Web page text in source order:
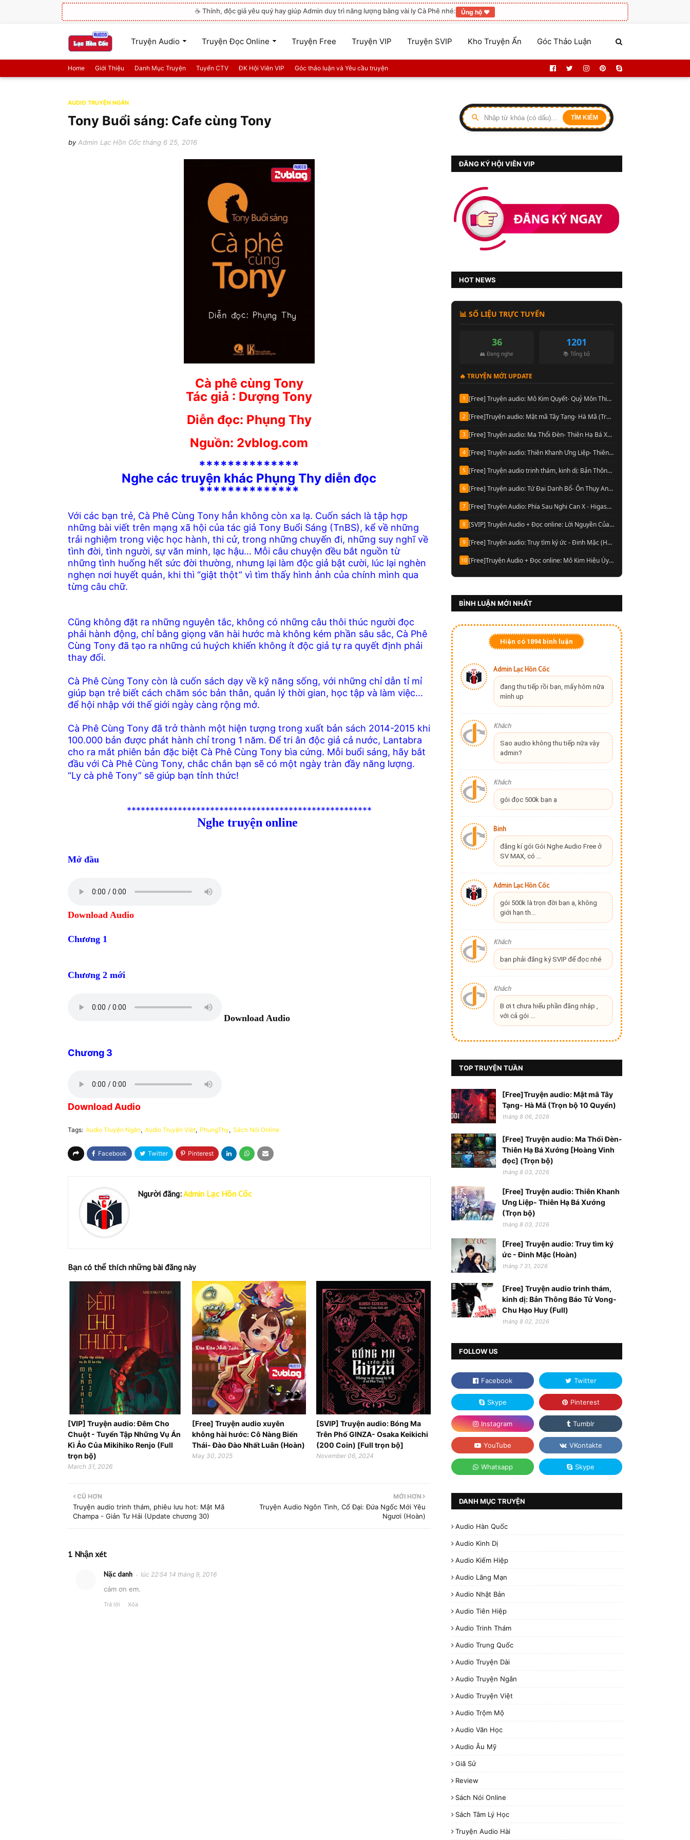
☕ Thính, độc giả yêu quý hay giúp Admin duy trì năng lượng bằng vài ly Cà Phê nhé: Ủng hộ ❤️
Truyện Audio Truyện Đọc Online Truyện Free Truyện VIP Truyện SVIP Kho Truyện Ẩn Góc Thảo Luận
Home Giới Thiệu Danh Mục Truyện Tuyển CTV ĐK Hội Viên VIP Góc thảo luận và Yêu cầu truyện
AUDIO TRUYỆN NGẮN
Tony Buổi sáng: Cafe cùng Tony
by Admin Lạc Hồn Cốc tháng 6 25, 2016
Cà phê cùng Tony
Tác giả : Dượng Tony
Diễn đọc: Phụng Thy
Nguồn: 2vblog.com
**************
Nghe các truyện khác Phụng Thy diễn đọc
**************
Với các bạn trẻ, Cà Phê Cùng Tony hẳn không còn xa lạ. Cuốn sách là tập hợp
những bài viết trên mạng xã hội của tác giả Tony Buổi Sáng (TnBS), kể về những
trải nghiệm trong việc học hành, thi cử, trong những chuyến đi, những suy nghĩ về
tình đời, tình người, sự văn minh, lạc hậu… Mỗi câu chuyện đều bắt nguồn từ
những tình huống hết sức đời thường, nhưng lại làm độc giả bật cười, lúc lại nghèn
nghẹn nơi huyết quản, khi thì “giật thột” vì tìm thấy hình ảnh của chính mình qua
từng câu chữ.
Cũng không đặt ra những nguyên tắc, không có những câu thôi thúc người đọc
phải hành động, chỉ bằng giọng văn hài hước mà không kém phần sâu sắc, Cà Phê
Cùng Tony đã tạo ra những cú huých khiến không ít độc giả tự ra quyết định phải
thay đổi.
Cà Phê Cùng Tony còn là cuốn sách dạy về kỹ năng sống, với những chỉ dẫn tỉ mỉ
giúp bạn trẻ biết cách chăm sóc bản thân, quản lý thời gian, học tập và làm việc…
để hội nhập với thế giới ngày càng rộng mở.
Cà Phê Cùng Tony đã trở thành một hiện tượng trong xuất bản sách 2014-2015 khi
100.000 bản được phát hành chỉ trong 1 năm. Để tri ân độc giả cả nước, Lantabra
cho ra mắt phiên bản đặc biệt Cà Phê Cùng Tony bìa cứng. Mỗi buổi sáng, hãy bắt
đầu với Cà Phê Cùng Tony, chắc chắn bạn sẽ có một ngày tràn đầy năng lượng.
“Ly cà phê Tony” sẽ giúp bạn tỉnh thức!
*****************************************************
Nghe truyện online
Mở đầu
Download Audio
Chương 1
Chương 2 mới
Download Audio
Chương 3
Download Audio
Tags: Audio Truyện Ngắn Audio Truyện Việt PhungThy Sách Nói Online
Người đăng:Admin Lạc Hồn Cốc
Bạn có thể thích những bài đăng này
[VIP] Truyện audio: Đêm Cho
Chuột - Tuyển Tập Những Vụ Án
Kì Ảo Của Mikihiko Renjo (Full
trọn bộ)
March 31, 2026
[Free] Truyện audio xuyên
không hài hước: Cô Nàng Biến
Thái- Đào Đào Nhất Luân (Hoàn)
May 30, 2025
[SVIP] Truyện audio: Bóng Ma
Trên Phố GINZA- Osaka Keikichi
(200 Coin) [Full trọn bộ]
November 06, 2024
MỚI HƠN
Truyện Audio Ngôn Tình, Cổ Đại: Đứa Ngốc Mới Yêu
Ngươi (Hoàn)
CŨ HƠN
Truyện audio trinh thám, phiêu lưu hot: Mật Mã
Champa - Giản Tư Hải (Update chương 30)
1 Nhận xét
Nặc danh lúc 22:54 14 tháng 9, 2016
cám ơn em.
Trả lời Xóa
TÌM KIẾM
ĐĂNG KÝ HỘI VIÊN VIP
HOT NEWS
📊 SỐ LIỆU TRỰC TUYẾN
36
👥 Đang nghe
1201
📚 Tổng bộ
🔥 TRUYỆN MỚI UPDATE
1 [Free] Truyện audio: Mô Kim Quyết- Quỷ Môn Thiên Sư- Thiên Hạ Bá Xướng (Full)
2 [Free]Truyện audio: Mật mã Tây Tạng- Hà Mã (Trọn bộ 10 Quyển)
3 [Free] Truyện audio: Ma Thổi Đèn- Thiên Hạ Bá Xướng [Hoàng Vinh đọc] (Trọn bộ)
4 [Free] Truyện audio: Thiên Khanh Ưng Liệp- Thiên Hạ Bá Xướng (Trọn bộ)
5 [Free] Truyện audio trinh thám, kinh dị: Bản Thông Báo Tử Vong- Chu Hạo Huy (Full)
6 [Free] Truyện audio: Tứ Đại Danh Bổ- Ôn Thụy An (Full trọn bộ)
7 [Free] Truyện Audio: Phía Sau Nghi Can X - Higashino Keigo (Trọn bộ)
8 [SVIP] Truyện Audio + Đọc online: Lời Nguyền Của Lop Nur- Chu Đức Đông (Update tập 13 Audio)
9 [Free] Truyện audio: Truy tìm ký ức - Đinh Mặc (Hoàn)
10 [Free]Truyện Audio + Đọc online: Mô Kim Hiệu Úy Cửu U Tướng Quân- Thiên Hạ Bá Xướng (Full)
BÌNH LUẬN MỚI NHẤT
Hiện có 1894 bình luận
Admin Lạc Hồn Cốc
đang thu tiếp rồi bạn, mấy hôm nữa
mình up
Khách
Sao audio không thu tiếp nữa vậy
admin?
Khách
gói đọc 500k bạn ạ
Binh
đăng kí gói Gói Nghe Audio Free ở
SV MAX, có ...
Admin Lạc Hồn Cốc
gói 500k là trọn đời bạn ạ, không
giới hạn th...
Khách
bạn phải đăng ký SVIP để đọc nhé
Khách
B ơi t chưa hiểu phần đăng nhập ,
với cả gói ...
TOP TRUYỆN TUẦN
[Free]Truyện audio: Mật mã Tây
Tạng- Hà Mã (Trọn bộ 10 Quyển)
tháng 8 06, 2026
[Free] Truyện audio: Ma Thổi Đèn-
Thiên Hạ Bá Xướng [Hoàng Vinh
đọc] (Trọn bộ)
tháng 8 03, 2026
[Free] Truyện audio: Thiên Khanh
Ưng Liệp- Thiên Hạ Bá Xướng
(Trọn bộ)
tháng 8 03, 2026
[Free] Truyện audio: Truy tìm ký
ức - Đinh Mặc (Hoàn)
tháng 7 31, 2026
[Free] Truyện audio trinh thám,
kinh dị: Bản Thông Báo Tử Vong-
Chu Hạo Huy (Full)
tháng 8 02, 2026
FOLLOW US
DANH MỤC TRUYỆN
Audio Hàn Quốc
Audio Kinh Dị
Audio Kiếm Hiệp
Audio Lãng Mạn
Audio Nhật Bản
Audio Tiên Hiệp
Audio Trinh Thám
Audio Trung Quốc
Audio Truyện Dài
Audio Truyện Ngắn
Audio Truyện Việt
Audio Trộm Mộ
Audio Văn Học
Audio Âu Mỹ
Giã Sử
Review
Sách Nói Online
Sách Tâm Lý Học
Truyện Audio Hài